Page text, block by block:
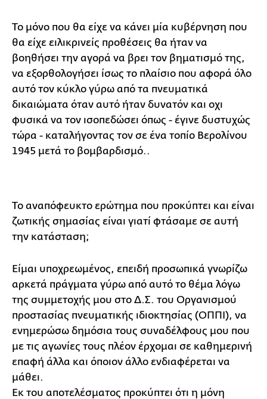
Το μόνο που θα είχε να κάνει μία κυβέρνηση που
θα είχε ειλικρινείς προθέσεις θα ήταν να
βοηθήσει την αγορά να βρει τον βηματισμό της,
να εξορθολογήσει ίσως το πλαίσιο που αφορά όλο
αυτό τον κύκλο γύρω από τα πνευματικά
δικαιώματα όταν αυτό ήταν δυνατόν και οχι
φυσικά να τον ισοπεδώσει όπως - έγινε δυστυχώς
τώρα - καταλήγοντας τον σε ένα τοπίο Βερολίνου
1945 μετά το βομβαρδισμό..
Το αναπόφευκτο ερώτημα που προκύπτει και είναι
ζωτικής σημασίας είναι γιατί φτάσαμε σε αυτή
την κατάσταση;
Είμαι υποχρεωμένος, επειδή προσωπικά γνωρίζω
αρκετά πράγματα γύρω από αυτό το θέμα λόγω
της συμμετοχής μου στο Δ.Σ. του Οργανισμού
προστασίας πνευματικής ιδιοκτησίας (ΟΠΠΙ), να
ενημερώσω δημόσια τους συναδέλφους μου που
με τις αγωνίες τους πλέον έρχομαι σε καθημερινή
επαφή άλλα και όποιον άλλο ενδιαφέρεται να
μάθει.
Εκ του αποτελέσματος προκύπτει ότι η μόνη